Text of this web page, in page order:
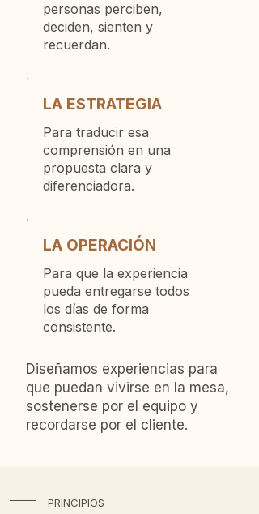
personas perciben,
deciden, sienten y
recuerdan.
LA ESTRATEGIA
Para traducir esa
comprensión en una
propuesta clara y
diferenciadora.
LA OPERACIÓN
Para que la experiencia
pueda entregarse todos
los días de forma
consistente.
Diseñamos experiencias para
que puedan vivirse en la mesa,
sostenerse por el equipo y
recordarse por el cliente.
PRINCIPIOS